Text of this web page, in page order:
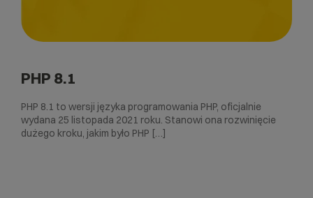
PHP 8.1
PHP 8.1 to wersji języka programowania PHP, oficjalnie
wydana 25 listopada 2021 roku. Stanowi ona rozwinięcie
dużego kroku, jakim było PHP […]